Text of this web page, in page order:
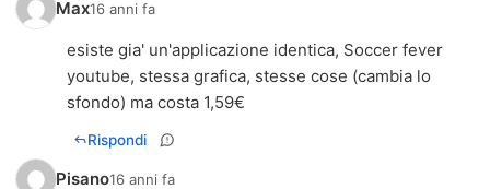
Max16 anni fa
esiste gia' un'applicazione identica, Soccer fever
youtube, stessa grafica, stesse cose (cambia lo
sfondo) ma costa 1,59€
Rispondi
Pisano16 anni fa